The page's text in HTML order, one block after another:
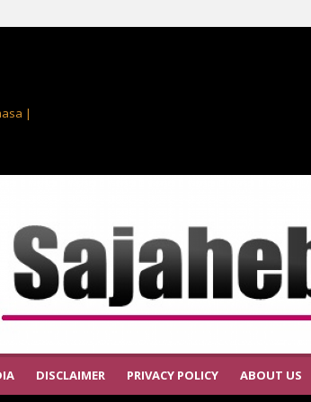
|
DISCLAIMER PRIVACY POLICY ABOUT US